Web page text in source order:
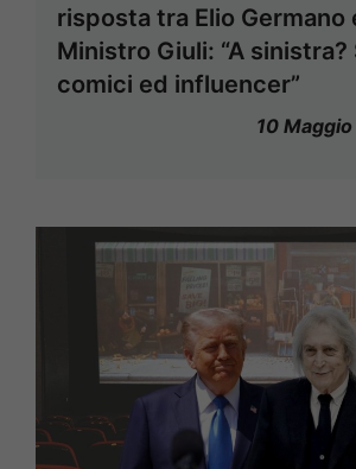
risposta tra Elio Germano
Ministro Giuli: “A sinistra?
comici ed influencer”
10